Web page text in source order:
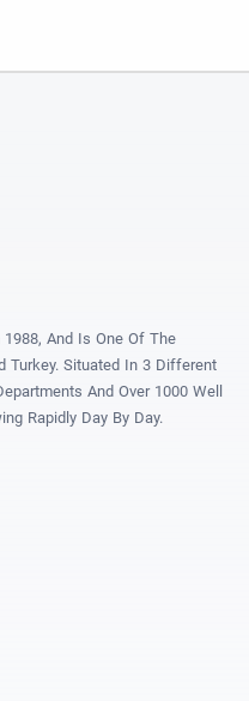
And Is One Of The
Turkey. Situated In 3 Different
And Over 1000 Well
Rapidly Day By Day.